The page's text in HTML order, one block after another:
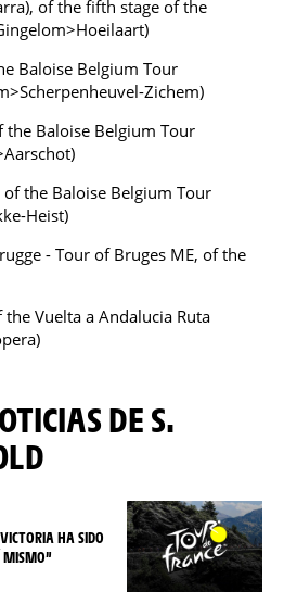
of the fifth stage of the
Baloise Belgium Tour
Zichem)
Baloise Belgium Tour
the Baloise Belgium Tour
Heist)
- Tour of Bruges ME, of the
Vuelta a Andalucia Ruta
HA SIDO
MISMO”